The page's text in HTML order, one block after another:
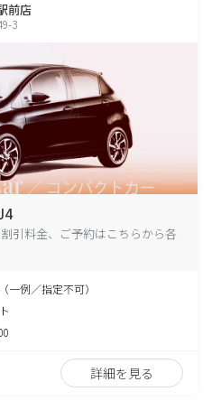
前店
3
引料金、ご予約はこちらから各
一例／指定不可）
詳細を見る